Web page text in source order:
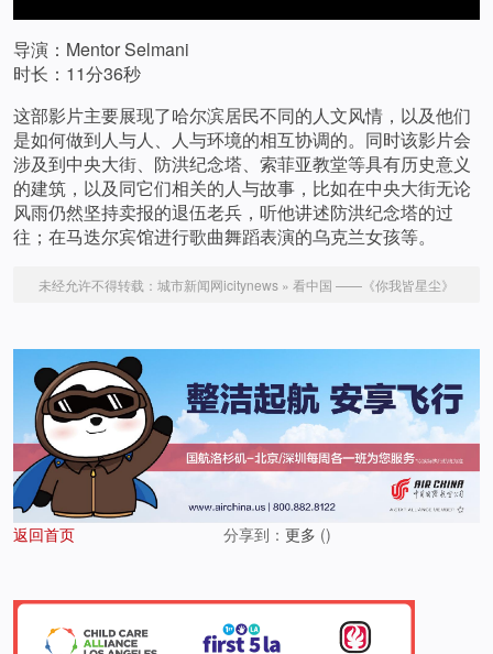
导演：Mentor Selmani
时长：11分36秒
这部影片主要展现了哈尔滨居民不同的人文风情，以及他们
是如何做到人与人、人与环境的相互协调的。同时该影片会
涉及到中央大街、防洪纪念塔、索菲亚教堂等具有历史意义
的建筑，以及同它们相关的人与故事，比如在中央大街无论
风雨仍然坚持卖报的退伍老兵，听他讲述防洪纪念塔的过
往；在马迭尔宾馆进行歌曲舞蹈表演的乌克兰女孩等。
未经允许不得转载： 城市新闻网icitynews » 看中国 ——《你我皆星尘》
返回首页 分享到： 更多 ()